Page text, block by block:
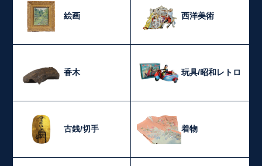
絵画 西洋美術
香木 玩具/昭和レトロ
古銭/切手 着物